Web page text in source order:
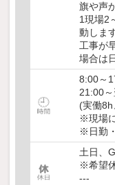
旗や声
1現場2
動しま
工事が
場合は
8:00～
21:00
(実働
※現場
※日勤
土日、
※希望
---